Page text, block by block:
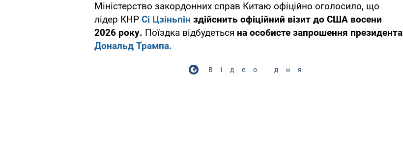
Міністерство закордонних справ Китаю офіційно оголосило, що
лідер КНР Сі Цзіньпін здійснить офіційний візит до США восени
2026 року. Поїздка відбудеться на особисте запрошення президента
Дональд Трампа.
Відео дня